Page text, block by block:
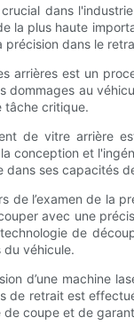
dans
la plus haute
dans le
arrières est un
au
tâche critique.
de vitre arrière
conception et
dans ses capacités
de l’examen de la
avec une
de
véhicule.
d’une machine
de retrait est
coupe et de